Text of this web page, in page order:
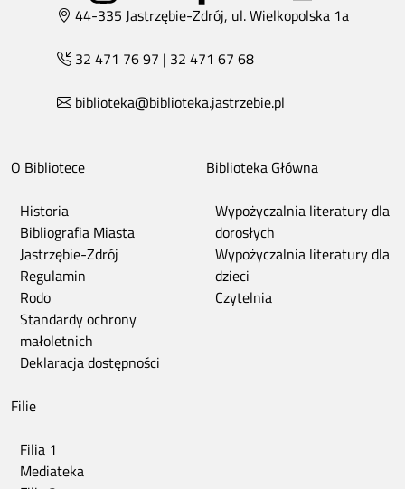
44-335 Jastrzębie-Zdrój, ul. Wielkopolska 1a
32 471 76 97 | 32 471 67 68
biblioteka@biblioteka.jastrzebie.pl
O Bibliotece
Historia
Bibliografia Miasta
Jastrzębie-Zdrój
Regulamin
Rodo
Standardy ochrony
małoletnich
Deklaracja dostępności
Biblioteka Główna
Wypożyczalnia literatury dla
dorosłych
Wypożyczalnia literatury dla
dzieci
Czytelnia
Filie
Filia 1
Mediateka